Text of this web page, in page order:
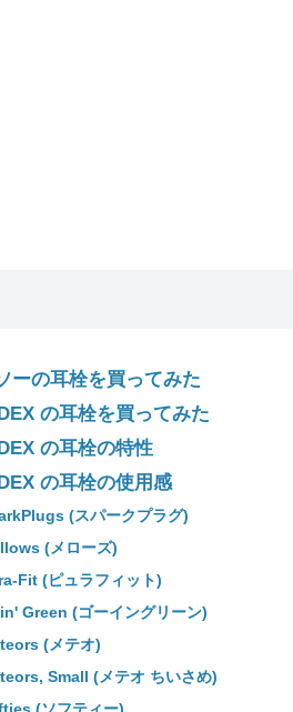
ーの耳栓を買ってみた
の耳栓を買ってみた
の耳栓の特性
の耳栓の使用感
(スパークプラグ)
(メローズ)
Fit (ピュラフィット)
Green (ゴーイングリーン)
(メテオ)
Small (メテオ ちいさめ)